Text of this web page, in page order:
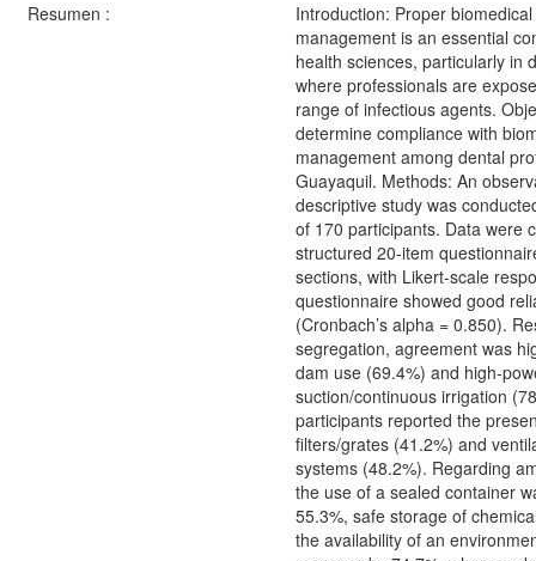
Resumen :
Introduction: Proper
management is an essential
health sciences, particularly in
where professionals are
range of infectious agents.
determine compliance with
management among dental
Guayaquil. Methods: An
descriptive study was
of 170 participants. Data were
structured 20-item
sections, with Likert-scale
questionnaire showed good
(Cronbach’s alpha = 0.850).
segregation, agreement was
dam use (69.4%) and high-
suction/continuous irrigation
participants reported the
filters/grates (41.2%) and
systems (48.2%). Regarding
the use of a sealed container
55.3%, safe storage of
the availability of an